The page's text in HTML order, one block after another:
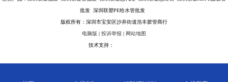
批发 深圳联塑PE给水管批发
版权所有：深圳市宝安区沙井街道浩丰胶管商行
电脑版 | 投诉举报 | 网站地图
技术支持：